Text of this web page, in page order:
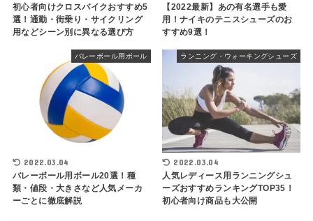
初心者向けクロスバイクおすすめ5
選！通勤・街乗り・サイクリング
用などシーン別に異なる選び方
【2022最新】あの有名選手も愛
用！ナイキのテニスシューズのお
すすめ9選！
バレーボール用ボール
2022.03.04
バレーボール用ボール20選！種
類・値段・大きさなど人気メーカ
ーごとに徹底解説
ランニング・ウォーキングシューズ
2022.03.04
人気レディース用ランニングシュ
ーズおすすめランキングTOP35！
初心者向け商品も大公開